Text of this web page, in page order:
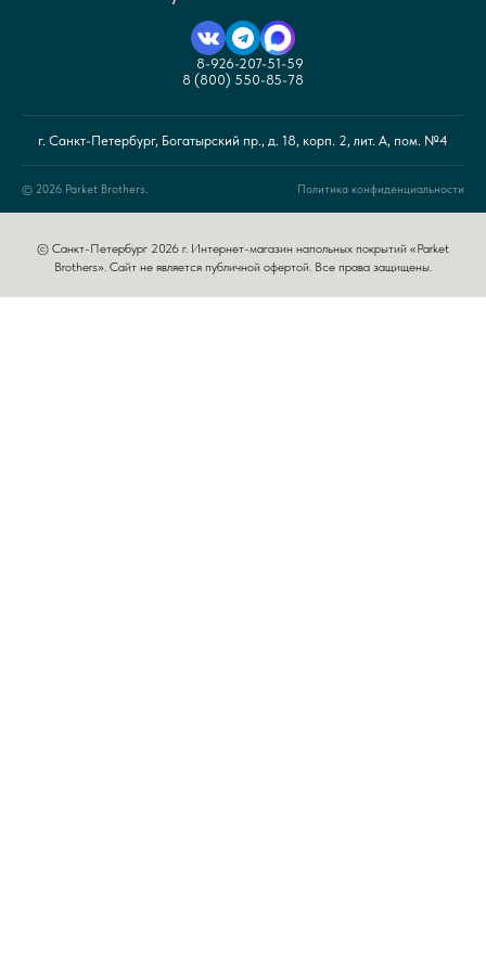
8-926-207-51-59
8 (800) 550-85-78
г. Санкт-Петербург, Богатырский пр., д. 18, корп. 2, лит. А, пом. №4
© 2026 Parket Brothers. Политика конфиденциальности
© Санкт-Петербург 2026 г. Интернет-магазин напольных покрытий «Parket
Brothers». Сайт не является публичной офертой. Все права защищены.